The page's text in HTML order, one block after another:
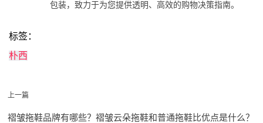
包装，致力于为您提供透明、高效的购物决策指南。
标签：
朴西
上一篇
褶皱拖鞋品牌有哪些？褶皱云朵拖鞋和普通拖鞋比优点是什么？